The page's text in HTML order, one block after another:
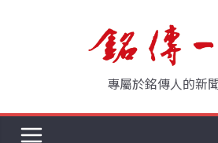
專屬於銘傳人的新